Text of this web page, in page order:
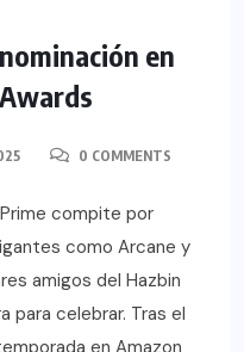
en
0 COMMENTS
compite por
como Arcane y
amigos del Hazbin
para celebrar. Tras el